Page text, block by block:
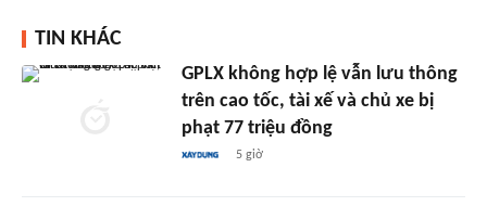
TIN KHÁC
GPLX không hợp lệ vẫn lưu thông
trên cao tốc, tài xế và chủ xe bị
phạt 77 triệu đồng
5 giờ